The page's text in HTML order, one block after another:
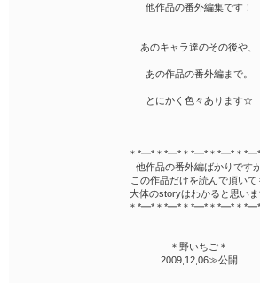
他作品の番外編集です！
あのキャラ達のその後や、
あの作品の番外編まで。
とにかく色々あります☆
＊*━*＊*━*＊*━*＊*━*＊*━*
他作品の番外編ばかりです
この作品だけを読んで頂いて
大体のstoryはわかると思い
＊*━*＊*━*＊*━*＊*━*＊*━*
＊野いちご＊
2009,12,06≫公開